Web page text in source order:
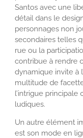
Santos avec une
détail dans le
personnages non
secondaires telles
rue ou la
contribue à rendre
dynamique invite à
multitude de
l’intrigue principale
ludiques.
Un autre élément
est son mode en